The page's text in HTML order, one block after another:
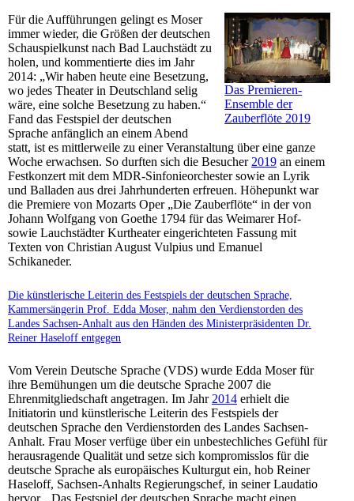
Das Premieren-
Ensemble der
Zauberflöte 2019
Für die Aufführungen gelingt es Moser
immer wieder, die Größen der deutschen
Schauspielkunst nach Bad Lauchstädt zu
holen, und kommentierte dies im Jahr
2014: „Wir haben heute eine Besetzung,
wo jedes Theater in Deutschland selig
wäre, eine solche Besetzung zu haben.“
Fand das Festspiel der deutschen
Sprache anfänglich an einem Abend
statt, ist es mittlerweile zu einer Veranstaltung über eine ganze
Woche erwachsen. So durften sich die Besucher 2019 an einem
Festkonzert mit dem MDR-Sinfonieorchester sowie an Lyrik
und Balladen aus drei Jahrhunderten erfreuen. Höhepunkt war
die Premiere von Mozarts Oper „Die Zauberflöte“ in der von
Johann Wolfgang von Goethe 1794 für das Weimarer Hof-
sowie Lauchstädter Kurtheater eingerichteten Fassung mit
Texten von Christian August Vulpius und Emanuel
Schikaneder.
Die künstlerische Leiterin des Festspiels der deutschen Sprache,
Kammersängerin Prof. Edda Moser, nahm den Verdienstorden des
Landes Sachsen-Anhalt aus den Händen des Ministerpräsidenten Dr.
Reiner Haseloff entgegen
Vom Verein Deutsche Sprache (VDS) wurde Edda Moser für
ihre Bemühungen um die deutsche Sprache 2007 die
Ehrenmitgliedschaft angetragen. Im Jahr 2014 erhielt die
Initiatorin und künstlerische Leiterin des Festspiels der
deutschen Sprache den Verdienstorden des Landes Sachsen-
Anhalt. Frau Moser verfüge über ein unbestechliches Gefühl für
herausragende Qualität und setze sich kompromisslos für die
deutsche Sprache als europäisches Kulturgut ein, hob Reiner
Haseloff, Sachsen-Anhalts Regierungschef, in seiner Laudatio
hervor. „Das Festspiel der deutschen Sprache macht einen